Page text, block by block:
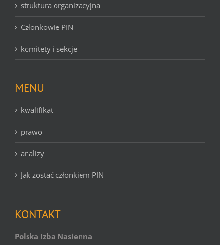
struktura organizacyjna
Członkowie PIN
komitety i sekcje
MENU
kwalifikat
prawo
analizy
Jak zostać członkiem PIN
KONTAKT
Polska Izba Nasienna